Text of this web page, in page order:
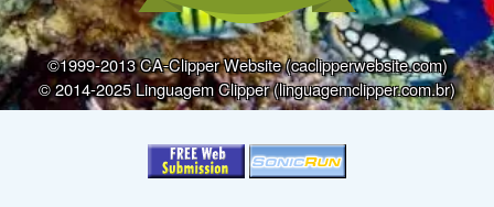
©1999-2013 CA-Clipper Website (caclipperwebsite.com)
© 2014-2025 Linguagem Clipper (linguagemclipper.com.br)